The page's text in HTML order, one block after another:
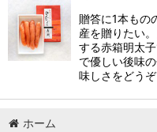
贈答に1本もの
産を贈りたい
する赤箱明太
で優しい後味
味しさをどう
ホーム